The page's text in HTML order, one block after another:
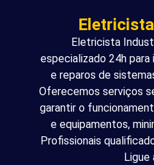
Eletricista
especializado 24h
e reparos de
Oferecemos serviços
garantir o
e equipamentos,
Profissionais
Ligue